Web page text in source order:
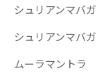
シュリアンマバ
シュリアンマバ
ムーラマントラ